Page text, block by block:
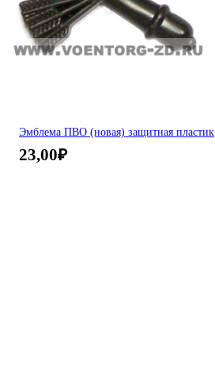
Эмблема ПВО (новая) защитная пластик
23,00₽